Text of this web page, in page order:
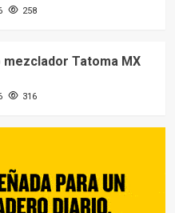
258
Tatoma MX
316